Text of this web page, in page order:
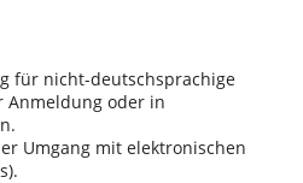
für nicht-deutschsprachige
Anmeldung oder in
Umgang mit elektronischen